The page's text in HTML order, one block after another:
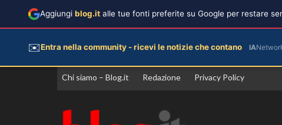
Vai
Chi siamo – Blog.it Redazione Privacy Policy
Aggiungi blog.it alle tue fonti preferite su Google per restare
✉️Entra nella community - ricevi le notizie che contano IA